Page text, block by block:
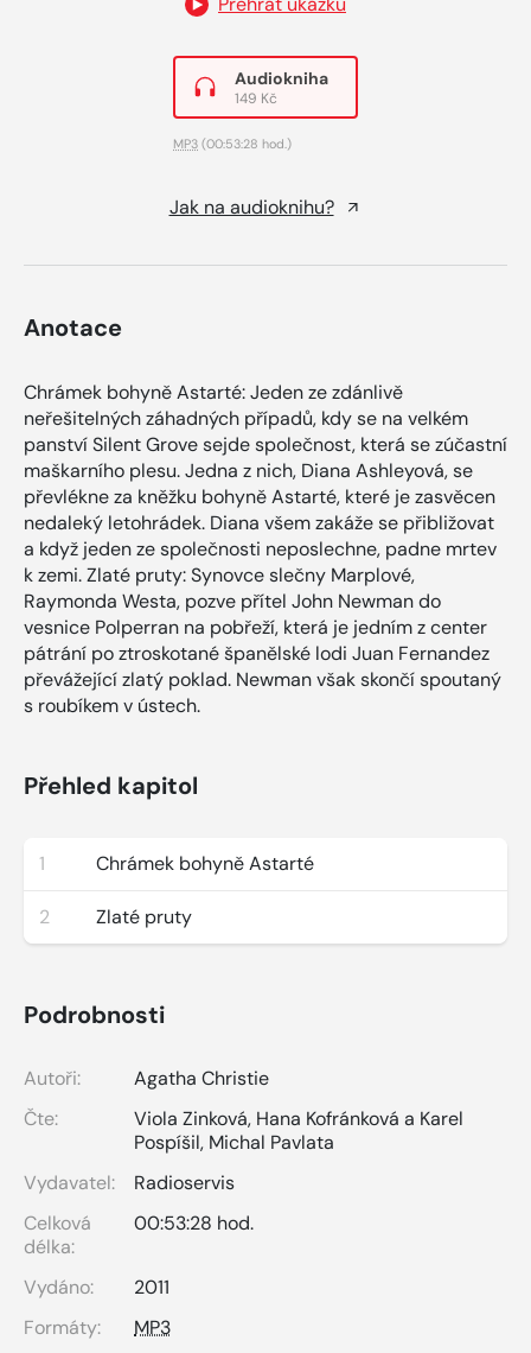
Audiokniha
149 Kč
MP3 (00:53:28 hod.)
Jak na audioknihu?
Anotace
Chrámek bohyně Astarté: Jeden ze zdánlivě
neřešitelných záhadných případů, kdy se na velkém
panství Silent Grove sejde společnost, která se zúčastní
maškarního plesu. Jedna z nich, Diana Ashleyová, se
převlékne za kněžku bohyně Astarté, které je zasvěcen
nedaleký letohrádek. Diana všem zakáže se přibližovat
a když jeden ze společnosti neposlechne, padne mrtev
k zemi. Zlaté pruty: Synovce slečny Marplové,
Raymonda Westa, pozve přítel John Newman do
vesnice Polperran na pobřeží, která je jedním z center
pátrání po ztroskotané španělské lodi Juan Fernandez
převážející zlatý poklad. Newman však skončí spoutaný
s roubíkem v ústech.
Přehled kapitol
1 Chrámek bohyně Astarté
2 Zlaté pruty
Podrobnosti
Autoři:
Agatha Christie
Čte:
Viola Zinková, Hana Kofránková a Karel
Pospíšil, Michal Pavlata
Vydavatel:
Radioservis
Celková
délka:
00:53:28 hod.
Vydáno:
2011
Formáty:
MP3